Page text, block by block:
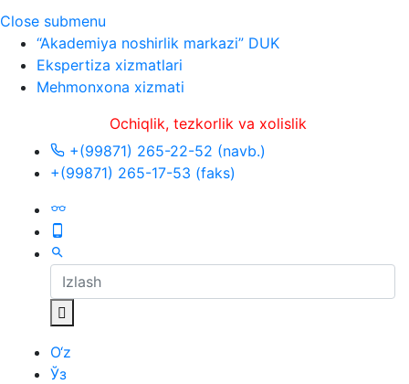
Close submenu
“Akademiya noshirlik markazi” DUK
Ekspertiza xizmatlari
Mehmonxona xizmati
Ochiqlik, tezkorlik va xolislik
+(99871) 265-22-52 (navb.)
+(99871) 265-17-53 (faks)
O‘z
Ўз